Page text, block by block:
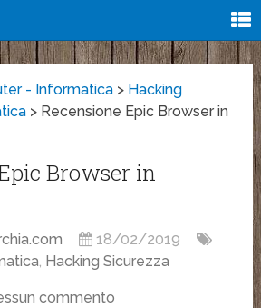
- Informatica > Hacking
> Recensione Epic Browser in
Browser in
18/02/2019
, Hacking Sicurezza
commento